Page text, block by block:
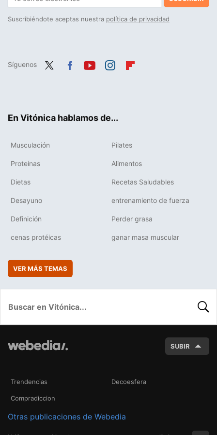
Suscribiéndote aceptas nuestra política de privacidad
Síguenos
En Vitónica hablamos de...
Musculación Pilates
Proteínas Alimentos
Dietas Recetas Saludables
Desayuno entrenamiento de fuerza
Definición Perder grasa
cenas protéicas ganar masa muscular
VER MÁS TEMAS
SUBIR
Trendencias Decoesfera
Compradiccion
Otras publicaciones de Webedia